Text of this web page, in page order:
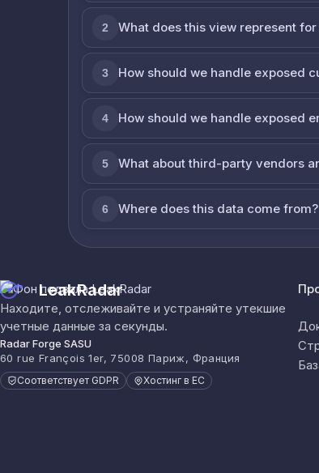
2 What does this view represent
3 How should we handle exposed
4 How should we handle exposed
5 What about third-party vendors
6 Where does this data come from?
LeakRadar
Находите, отслеживайте и устраняйте утекшие
учетные данные за секунды.
Radar Forge SASU
60 rue François 1er, 75008 Париж, Франция
Соответствует GDPR Хостинг в ЕС